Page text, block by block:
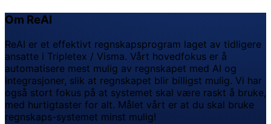
Om ReAI
ReAI er et effektivt regnskapsprogram laget av tidligere
ansatte i Tripletex / Visma. Vårt hovedfokus er å
automatisere mest mulig av regnskapet med AI og
integrasjoner, slik at regnskapet blir billigst mulig. Vi har
også stort fokus på at systemet skal være raskt å bruke,
med hurtigtaster for alt. Målet vårt er at du skal bruke
regnskaps-systemet minst mulig!